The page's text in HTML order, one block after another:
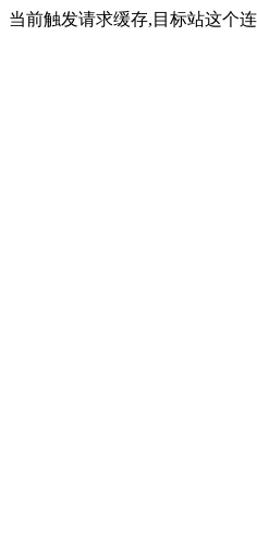
当前触发请求缓存,目标站这个